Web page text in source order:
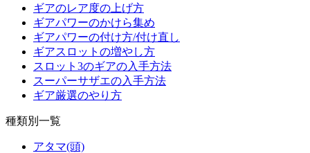
ギアのレア度の上げ方
ギアパワーのかけら集め
ギアパワーの付け方/付け直し
ギアスロットの増やし方
スロット3のギアの入手方法
スーパーサザエの入手方法
ギア厳選のやり方
種類別一覧
アタマ(頭)